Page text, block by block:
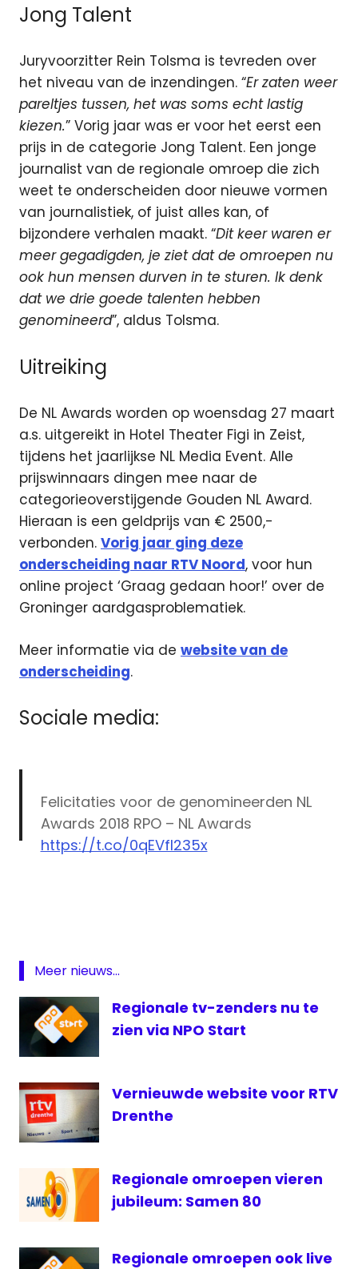
Jong Talent
Juryvoorzitter Rein Tolsma is tevreden over
het niveau van de inzendingen. “Er zaten weer
pareltjes tussen, het was soms echt lastig
kiezen.” Vorig jaar was er voor het eerst een
prijs in de categorie Jong Talent. Een jonge
journalist van de regionale omroep die zich
weet te onderscheiden door nieuwe vormen
van journalistiek, of juist alles kan, of
bijzondere verhalen maakt. “Dit keer waren er
meer gegadigden, je ziet dat de omroepen nu
ook hun mensen durven in te sturen. Ik denk
dat we drie goede talenten hebben
genomineerd”, aldus Tolsma.
Uitreiking
De NL Awards worden op woensdag 27 maart
a.s. uitgereikt in Hotel Theater Figi in Zeist,
tijdens het jaarlijkse NL Media Event. Alle
prijswinnaars dingen mee naar de
categorieoverstijgende Gouden NL Award.
Hieraan is een geldprijs van € 2500,-
verbonden. Vorig jaar ging deze
onderscheiding naar RTV Noord, voor hun
online project ‘Graag gedaan hoor!’ over de
Groninger aardgasproblematiek.
Meer informatie via de website van de
onderscheiding.
Sociale media:
Felicitaties voor de genomineerden NL
Awards 2018 RPO – NL Awards
https://t.co/0qEVfl235x
omroepen
RPO
Stichting
Meer nieuws...
Regionale tv-zenders nu te
zien via NPO Start
Vernieuwde website voor RTV
Drenthe
Regionale omroepen vieren
jubileum: Samen 80
Regionale omroepen ook live